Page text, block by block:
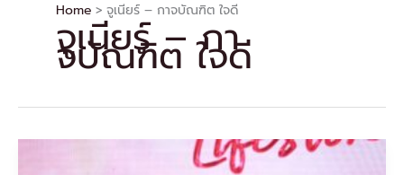
Home จูเนียร์ – กาจบัณฑิต ใจดี
จูเนียร์ – กา
จบัณฑิต ใจดี